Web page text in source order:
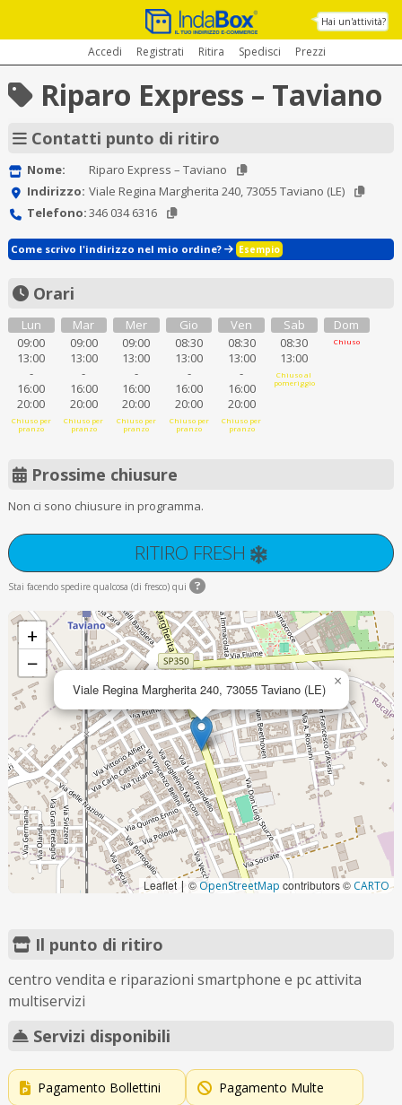
Hai un'attività?
Accedi Registrati Ritira Spedisci Prezzi
Riparo Express – Taviano
Contatti punto di ritiro
Nome:
Riparo Express – Taviano
Indirizzo: Viale Regina Margherita 240, 73055 Taviano (LE)
Telefono:346 034 6316
Come scrivo l'indirizzo nel mio ordine? Esempio
Orari
Lun
09:00
13:00
-
16:00
20:00
Chiuso per
pranzo
Mar
09:00
13:00
-
16:00
20:00
Chiuso per
pranzo
Mer
09:00
13:00
-
16:00
20:00
Chiuso per
pranzo
Gio
08:30
13:00
-
16:00
20:00
Chiuso per
pranzo
Ven
08:30
13:00
-
16:00
20:00
Chiuso per
pranzo
Sab
08:30
13:00
Chiuso al
pomeriggio
Dom
Chiuso
Prossime chiusure
Non ci sono chiusure in programma.
RITIRO FRESH
Stai facendo spedire qualcosa (di fresco) qui
Viale Regina Margherita 240, 73055 Taviano (LE) ×
+
−
Leaflet | © OpenStreetMap contributors © CARTO
Il punto di ritiro
centro vendita e riparazioni smartphone e pc attivita
multiservizi
Servizi disponibili
Pagamento Bollettini Pagamento Multe